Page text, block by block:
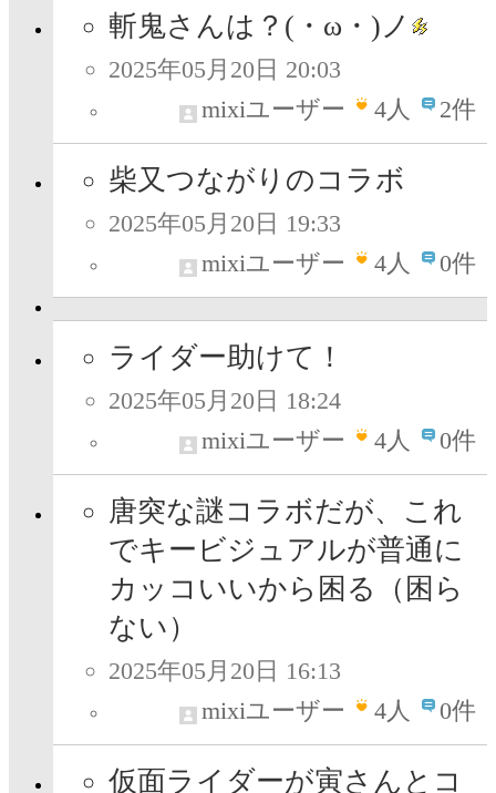
斬鬼さんは？(・ω・)ノ
2025年05月20日 20:03
mixiユーザー
4人 2件
柴又つながりのコラボ
2025年05月20日 19:33
mixiユーザー
4人 0件
ライダー助けて！
2025年05月20日 18:24
mixiユーザー
4人 0件
唐突な謎コラボだが、これ
でキービジュアルが普通に
カッコいいから困る（困ら
ない）
2025年05月20日 16:13
mixiユーザー
4人 0件
仮面ライダーが寅さんとコ